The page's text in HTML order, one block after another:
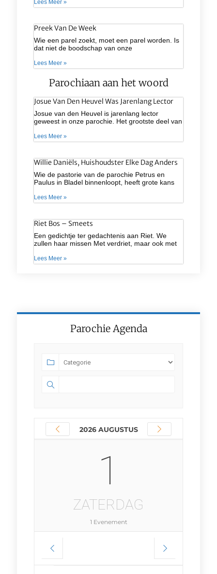
Lees Meer »
Preek Van De Week
Wie een parel zoekt, moet een parel worden. Is
dat niet de boodschap van onze
Lees Meer »
Parochiaan aan het woord
Josue Van Den Heuvel Was Jarenlang Lector
Josue van den Heuvel is jarenlang lector
geweest in onze parochie. Het grootste deel van
Lees Meer »
Willie Daniëls, Huishoudster Elke Dag Anders
Wie de pastorie van de parochie Petrus en
Paulus in Bladel binnenloopt, heeft grote kans
Lees Meer »
Riet Bos – Smeets
Een gedichtje ter gedachtenis aan Riet. We
zullen haar missen Met verdriet, maar ook met
Lees Meer »
Parochie Agenda
2026 AUGUSTUS
1
ZATERDAG
1 Evenement